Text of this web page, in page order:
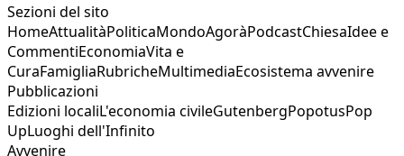
Sezioni del sito
HomeAttualitàPoliticaMondoAgoràPodcastChiesaIdee e
CommentiEconomiaVita e
CuraFamigliaRubricheMultimediaEcosistema avvenire
Pubblicazioni
Edizioni localiL'economia civileGutenbergPopotusPop
UpLuoghi dell'Infinito
Avvenire